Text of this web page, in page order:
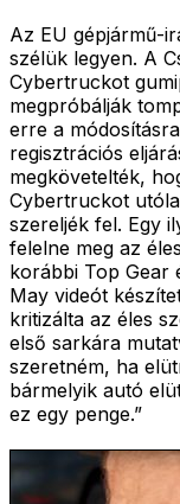
Az EU gépjármű-
szélük legyen. A
Cybertruckot
megpróbálják
erre a
regisztrációs
megkövetelték,
Cybertruckot
szereljék fel. Egy
felelne meg az
korábbi Top Gear
May videót
kritizálta az éles
első sarkára
szeretném, ha
bármelyik autó
ez egy penge.”